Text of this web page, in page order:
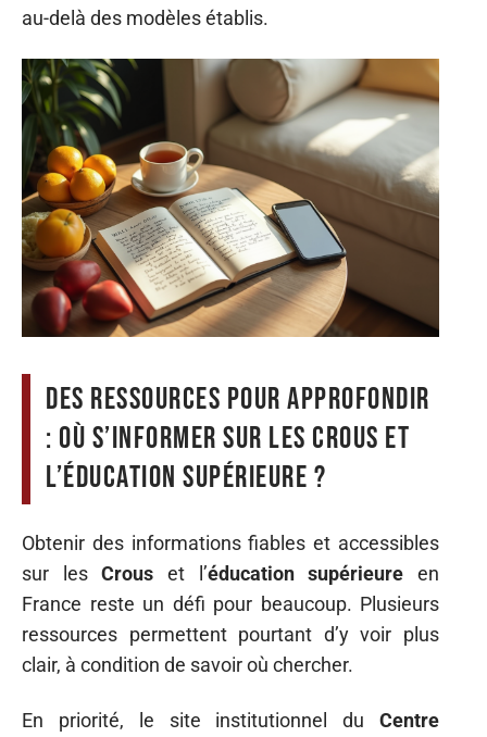
au-delà des modèles établis.
Des ressources pour approfondir
: où s’informer sur les Crous et
l’éducation supérieure ?
Obtenir des informations fiables et accessibles
sur lesCrous et l’éducation supérieure en
France reste un défi pour beaucoup. Plusieurs
ressources permettent pourtant d’y voir plus
clair, à condition de savoir où chercher.
En priorité, le site institutionnel du Centre